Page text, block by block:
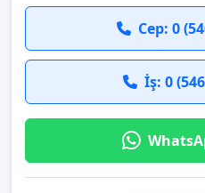
Cep: 0
İş: 0